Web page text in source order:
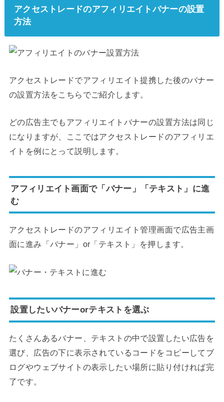
アクセストレードのアフィリエイトバナーの設置
方法
アクセストレードでアフィリエイト提携した後のバナー
の設置方法をこちらでご紹介します。
どの広告主でもアフィリエイトバナーの設置方法は同じ
になりますが、ここではアクセストレードのアフィリエ
イトを例にとって説明します。
アフィリエイト画面で「バナー」「テキスト」に進
む
アクセストレードのアフィリエイト管理画面で広告主画
面に進み「バナー」or「テキスト」を押します。
設置したいバナーorテキストを選ぶ
たくさんあるバナー、テキストの中で設置したい広告を
選び、広告の下に表示されているコードをコピーしてブ
ログやウェブサイトの表示したい場所に貼り付ければ完
了です。